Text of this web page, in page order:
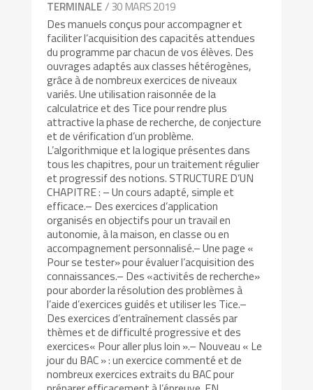
TERMINALE/ 30 MARS 2019
Des manuels conçus pour accompagner et
faciliter l’acquisition des capacités attendues
du programme par chacun de vos élèves. Des
ouvrages adaptés aux classes hétérogènes,
grâce à de nombreux exercices de niveaux
variés. Une utilisation raisonnée de la
calculatrice et des Tice pour rendre plus
attractive la phase de recherche, de conjecture
et de vérification d’un problème.
L’algorithmique et la logique présentes dans
tous les chapitres, pour un traitement régulier
et progressif des notions. STRUCTURE D’UN
CHAPITRE : – Un cours adapté, simple et
efficace.– Des exercices d’application
organisés en objectifs pour un travail en
autonomie, à la maison, en classe ou en
accompagnement personnalisé.– Une page «
Pour se tester» pour évaluer l’acquisition des
connaissances.– Des «activités de recherche»
pour aborder la résolution des problèmes à
l’aide d’exercices guidés et utiliser les Tice.–
Des exercices d’entraînement classés par
thèmes et de difficulté progressive et des
exercices« Pour aller plus loin ».– Nouveau « Le
jour du BAC » : un exercice commenté et de
nombreux exercices extraits du BAC pour